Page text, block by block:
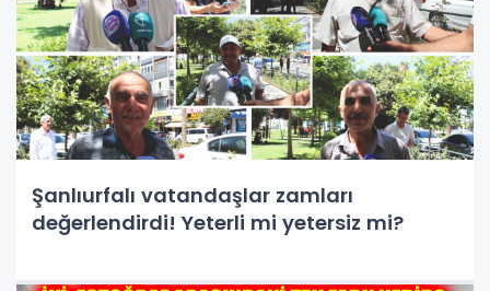
Şanlıurfalı vatandaşlar zamları
değerlendirdi! Yeterli mi yetersiz mi?